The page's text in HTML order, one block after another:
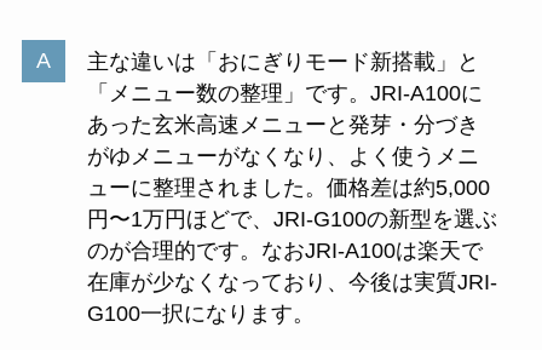
主な違いは「おにぎりモード新搭載」と
「メニュー数の整理」です。JRI-A100に
あった玄米高速メニューと発芽・分づき
がゆメニューがなくなり、よく使うメニ
ューに整理されました。価格差は約5,000
円〜1万円ほどで、JRI-G100の新型を選ぶ
のが合理的です。なおJRI-A100は楽天で
在庫が少なくなっており、今後は実質JRI-
G100一択になります。